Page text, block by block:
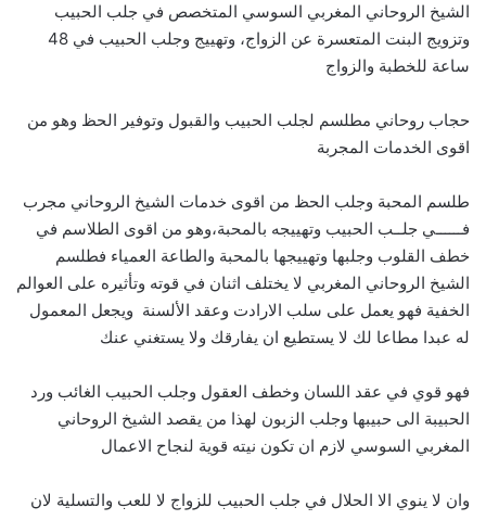
الشيخ الروحاني المغربي السوسي المتخصص في جلب الحبيب
وتزويج البنت المتعسرة عن الزواج، وتهييج وجلب الحبيب في 48
ساعة للخطبة والزواج
حجاب روحاني مطلسم لجلب الحبيب والقبول وتوفير الحظ وهو من
اقوى الخدمات المجربة
طلسم المحبة وجلب الحظ من اقوى خدمات الشيخ الروحاني مجرب
فــــــي جلــب الحبيب وتهييجه بالمحبة،وهو من اقوى الطلاسم في
خطف القلوب وجلبها وتهييجها بالمحبة والطاعة العمياء فطلسم
الشيخ الروحاني المغربي لا يختلف اثنان في قوته وتأثيره على العوالم
الخفية فهو يعمل على سلب الارادت وعقد الألسنة ويجعل المعمول
له عبدا مطاعا لك لا يستطيع ان يفارقك ولا يستغني عنك
فهو قوي في عقد اللسان وخطف العقول وجلب الحبيب الغائب ورد
الحبيبة الى حبيبها وجلب الزبون لهذا من يقصد الشيخ الروحاني
المغربي السوسي لازم ان تكون نيته قوية لنجاح الاعمال
وان لا ينوي الا الحلال في جلب الحبيب للزواج لا للعب والتسلية لان